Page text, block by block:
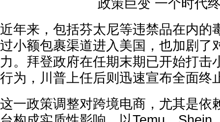
近年来，包括芬太尼等违禁品在内的
过小额包裹渠道进入美国，也加剧了
力。拜登政府在任期末期已开始打击
行为，川普上任后则迅速宣布全面终
这一政策调整对跨境电商，尤其是依